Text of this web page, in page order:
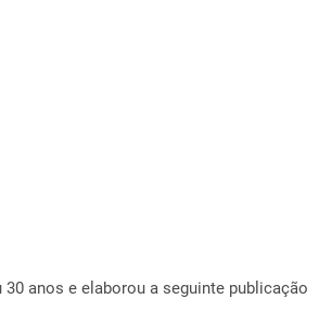
anos e elaborou a seguinte publicação